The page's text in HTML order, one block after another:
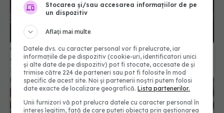
Ce este varianta COVID "Cicada" și de ce se tem
experții
29 mar 2026, 10:32
Stocarea și/sau accesarea informațiilor de pe
un dispozitiv
Aflați mai multe
Datele dvs. cu caracter personal vor fi prelucrate, iar
informațiile de pe dispozitiv (cookie-uri, identificatori unici
și alte date de pe dispozitiv) pot fi stocate, accesate de și
trimise către 224 de parteneri sau pot fi folosite în mod
specific de acest site. Noi și partenerii noștri putem folosi
date exacte de localizare geografică.Lista partenerilor.
Unii furnizori vă pot prelucra datele cu caracter personal în
interes legitim, față de care puteți obiecta prin gestionarea